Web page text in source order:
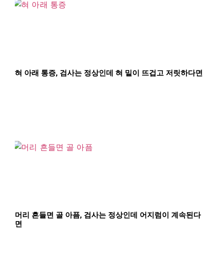
혀 아래 통증, 검사는 정상인데 혀 밑이 뜨겁고 저릿하다면
머리 흔들면 골 아픔, 검사는 정상인데 어지럼이 계속된다
면